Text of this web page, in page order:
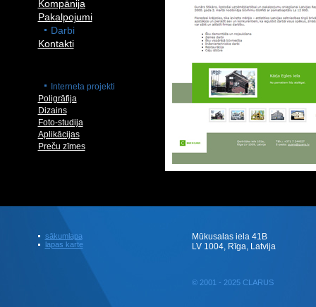
Kompānija
Pakalpojumi
Darbi
Kontakti
Interneta projekti
Poligrāfija
Dizains
Foto-studija
Aplikācijas
Preču zīmes
sākumlapa
lapas karte
Mūkusalas iela 41B
LV 1004, Rīga, Latvija
© 2001 - 2025 CLARUS